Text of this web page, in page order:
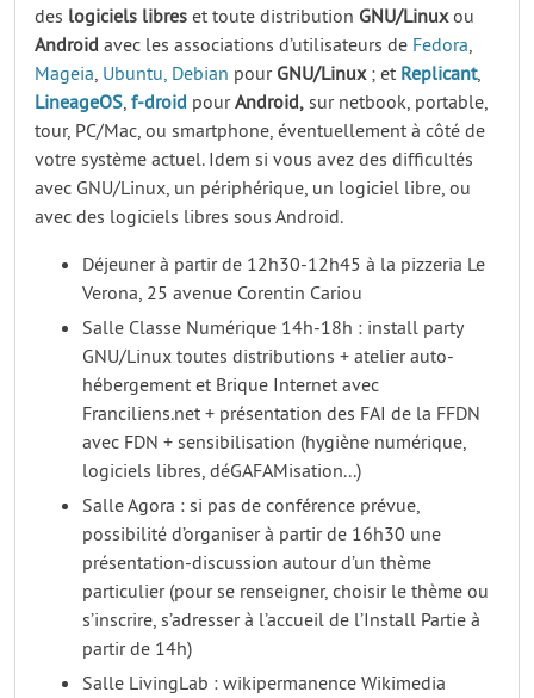
des logiciels libres et toute distribution GNU/Linuxou
Android avec les associations d’utilisateurs de Fedora,
Mageia, Ubuntu, Debian pour GNU/Linux; et Replicant,
LineageOS, f-droid pourAndroid, sur netbook, portable,
tour, PC/Mac, ou smartphone, éventuellement à côté de
votre système actuel. Idem si vous avez des difficultés
avec GNU/Linux, un périphérique, un logiciel libre, ou
avec des logiciels libres sous Android.
Déjeuner à partir de 12h30-12h45 à la pizzeria Le
Verona, 25 avenue Corentin Cariou
Salle Classe Numérique 14h-18h : install party
GNU/Linux toutes distributions + atelier auto-
hébergement et Brique Internet avec
Franciliens.net + présentation des FAI de la FFDN
avec FDN + sensibilisation (hygiène numérique,
logiciels libres, déGAFAMisation...)
Salle Agora : si pas de conférence prévue,
possibilité d’organiser à partir de 16h30 une
présentation-discussion autour d’un thème
particulier (pour se renseigner, choisir le thème ou
s’inscrire, s’adresser à l’accueil de l’Install Partie à
partir de 14h)
Salle LivingLab : wikipermanence Wikimedia